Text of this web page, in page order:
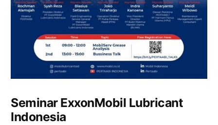
Seminar ExxonMobil Lubricant
Indonesia